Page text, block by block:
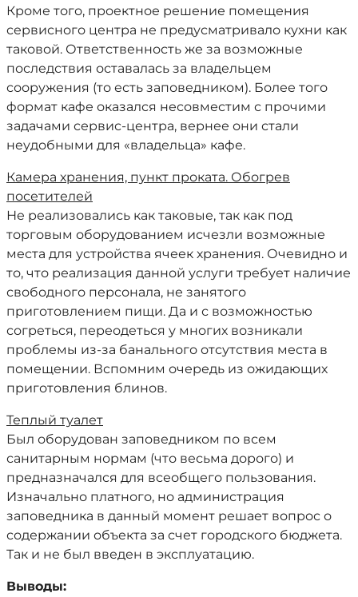
Кроме того, проектное решение помещения
сервисного центра не предусматривало кухни как
таковой. Ответственность же за возможные
последствия оставалась за владельцем
сооружения (то есть заповедником). Более того
формат кафе оказался несовместим с прочими
задачами сервис-центра, вернее они стали
неудобными для «владельца» кафе.
Камера хранения, пункт проката. Обогрев
посетителей
Не реализовались как таковые, так как под
торговым оборудованием исчезли возможные
места для устройства ячеек хранения. Очевидно и
то, что реализация данной услуги требует наличие
свободного персонала, не занятого
приготовлением пищи. Да и с возможностью
согреться, переодеться у многих возникали
проблемы из-за банального отсутствия места в
помещении. Вспомним очередь из ожидающих
приготовления блинов.
Теплый туалет
Был оборудован заповедником по всем
санитарным нормам (что весьма дорого) и
предназначался для всеобщего пользования.
Изначально платного, но администрация
заповедника в данный момент решает вопрос о
содержании объекта за счет городского бюджета.
Так и не был введен в эксплуатацию.
Выводы: